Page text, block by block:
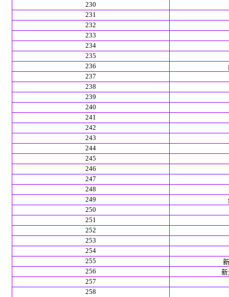
230
231
232
233
234
235
236
237
238
239
240
241
242
243
244
245
246
247
248
249
250
251
252
253
254
255
256
新
257
258